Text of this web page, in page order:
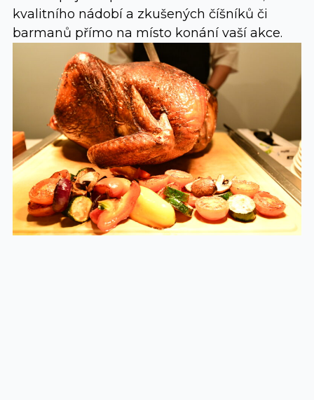
kvalitního nádobí a zkušených číšníků či
barmanů přímo na místo konání vaší akce.